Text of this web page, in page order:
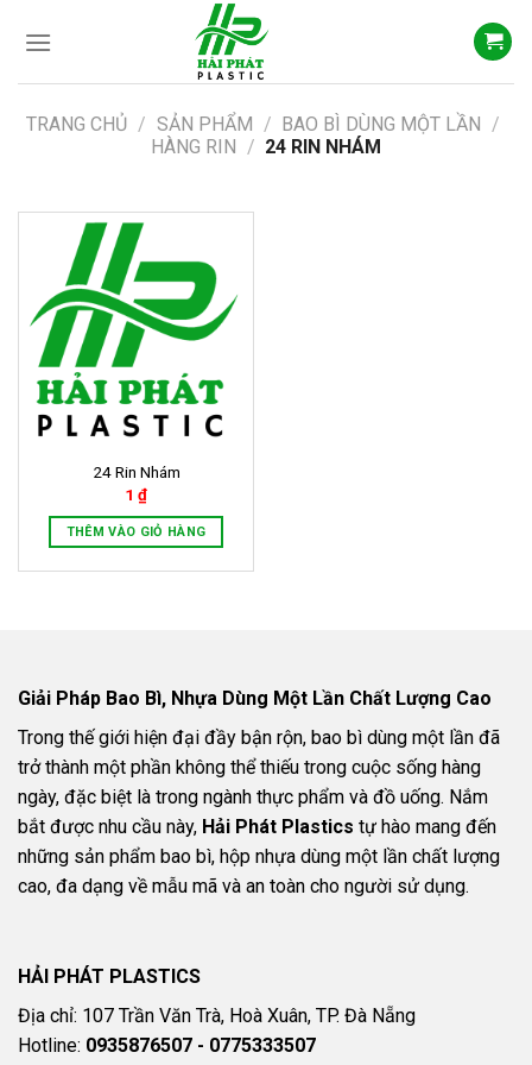
TRANG CHỦ / SẢN PHẨM / BAO BÌ DÙNG MỘT LẦN /
HÀNG RIN / 24 RIN NHÁM
24 Rin Nhám
1 ₫
THÊM VÀO GIỎ HÀNG
Giải Pháp Bao Bì, Nhựa Dùng Một Lần Chất Lượng Cao
Trong thế giới hiện đại đầy bận rộn, bao bì dùng một lần đã
trở thành một phần không thể thiếu trong cuộc sống hàng
ngày, đặc biệt là trong ngành thực phẩm và đồ uống. Nắm
bắt được nhu cầu này, Hải Phát Plastics tự hào mang đến
những sản phẩm bao bì, hộp nhựa dùng một lần chất lượng
cao, đa dạng về mẫu mã và an toàn cho người sử dụng.
HẢI PHÁT PLASTICS
Địa chỉ: 107 Trần Văn Trà, Hoà Xuân, TP. Đà Nẵng
Hotline: 0935876507 - 0775333507